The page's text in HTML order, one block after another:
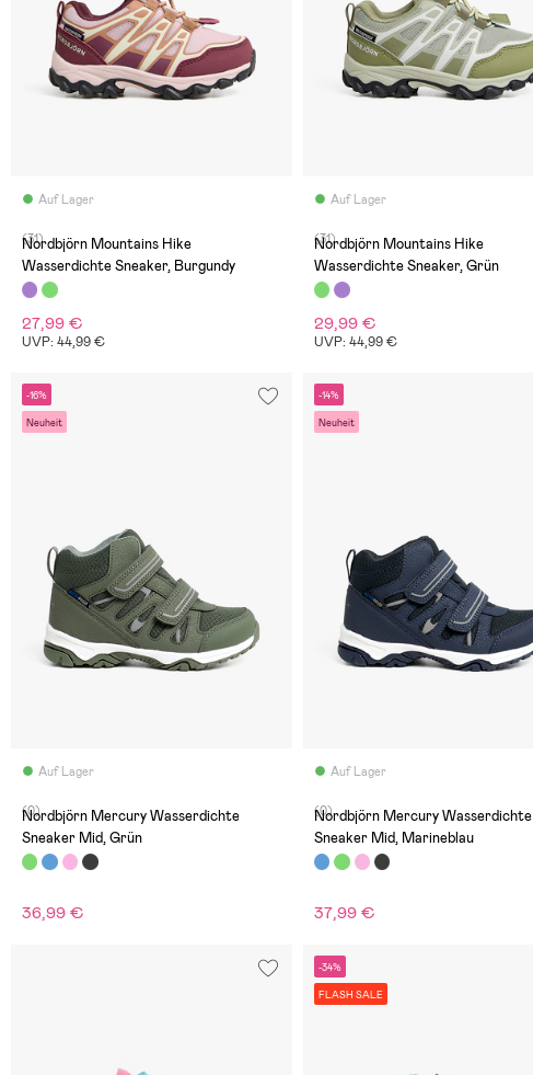
Auf Lager
(31)
Nordbjörn Mountains Hike
Wasserdichte Sneaker, Burgundy
27,99 €
UVP: 44,99 €
Auf Lager
(31)
Nordbjörn Mountains Hike
Wasserdichte Sneaker, Grün
29,99 €
UVP: 44,99 €
-16%
Neuheit
Auf Lager
(0)
Nordbjörn Mercury Wasserdichte
Sneaker Mid, Grün
36,99 €
-14%
Neuheit
Auf Lager
(0)
Nordbjörn Mercury Wasserdichte
Sneaker Mid, Marineblau
37,99 €
-34%
FLASH SALE